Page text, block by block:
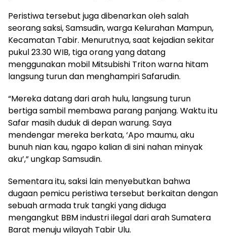
Peristiwa tersebut juga dibenarkan oleh salah
seorang saksi, Samsudin, warga Kelurahan Mampun,
Kecamatan Tabir. Menurutnya, saat kejadian sekitar
pukul 23.30 WIB, tiga orang yang datang
menggunakan mobil Mitsubishi Triton warna hitam
langsung turun dan menghampiri Safarudin.
“Mereka datang dari arah hulu, langsung turun
bertiga sambil membawa parang panjang. Waktu itu
Safar masih duduk di depan warung. Saya
mendengar mereka berkata, ‘Apo maumu, aku
bunuh nian kau, ngapo kalian di sini nahan minyak
aku’,” ungkap Samsudin.
Sementara itu, saksi lain menyebutkan bahwa
dugaan pemicu peristiwa tersebut berkaitan dengan
sebuah armada truk tangki yang diduga
mengangkut BBM industri ilegal dari arah Sumatera
Barat menuju wilayah Tabir Ulu.